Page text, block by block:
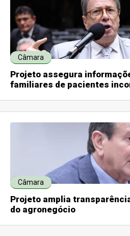
Câmara
Projeto assegura
familiares de pacientes
Câmara
Projeto amplia
do agronegócio